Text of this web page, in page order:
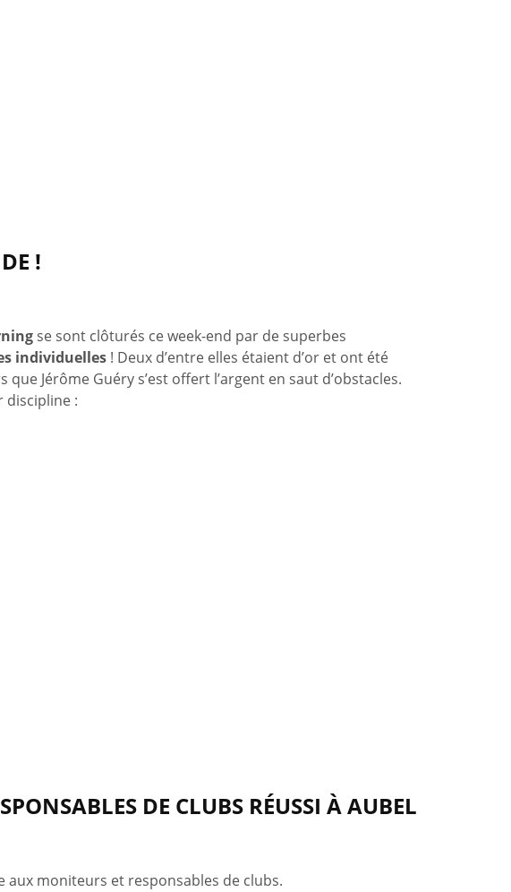
!
se sont clôturés ce week-end par de superbes
individuelles ! Deux d’entre elles étaient d’or et ont été
Jérôme Guéry s’est offert l’argent en saut d’obstacles.
discipline :
DE CLUBS RÉUSSI À AUBEL
aux moniteurs et responsables de clubs.